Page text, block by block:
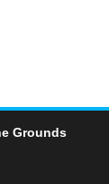
Grounds